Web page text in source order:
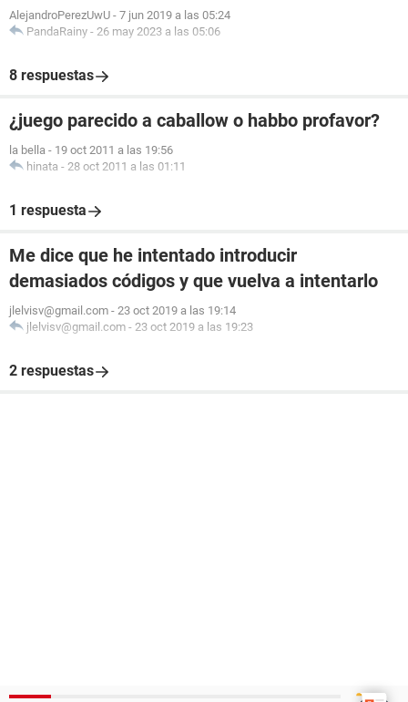
AlejandroPerezUwU - 7 jun 2019 a las 05:24
PandaRainy - 26 may 2023 a las 05:06
8 respuestas
¿juego parecido a caballow o habbo profavor?
la bella - 19 oct 2011 a las 19:56
hinata - 28 oct 2011 a las 01:11
1 respuesta
Me dice que he intentado introducir
demasiados códigos y que vuelva a intentarlo
jlelvisv@gmail.com - 23 oct 2019 a las 19:14
jlelvisv@gmail.com - 23 oct 2019 a las 19:23
2 respuestas